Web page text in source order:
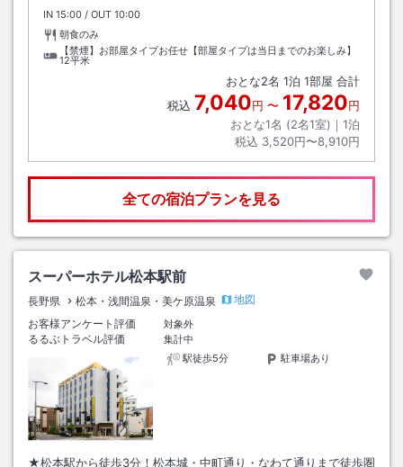
IN チェックイン
15:00 / OUT チェックアウト
10:00
朝食のみ
【禁煙】お部屋タイプお任せ【部屋タイプは当日までのお楽しみ】
12平米
おとな2名 1泊 1部屋 合計
税込 7,040円 〜 17,820円
おとな1名 (2名1室)｜ 1泊
税込 3,520円〜8,910円
全ての宿泊プランを見る
スーパーホテル松本駅前
長野県 松本・浅間温泉・美ケ原温泉
地図
お客様アンケート評価
対象外
るるぶトラベル評価
集計中
駅徒歩5分
駐車場あり
★松本駅から徒歩3分！松本城・中町通り・なわて通りまで徒歩圏